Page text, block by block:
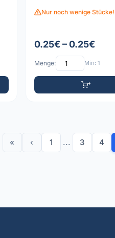
Nur noch wenige
0.25€ – 0.25€
Menge: Min: 1
« ‹ 1 ... 3 4